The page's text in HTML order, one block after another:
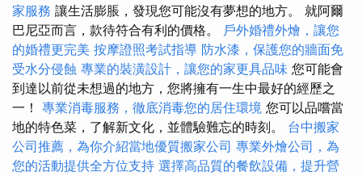
家服務 讓生活膨脹，發現您可能沒有夢想的地方。 就阿爾
巴尼亞而言，款待符合有利的價格。 戶外婚禮外燴，讓您
的婚禮更完美 按摩證照考試指導 防水漆，保護您的牆面免
受水分侵蝕 專業的裝潢設計，讓您的家更具品味 您可能會
到達以前從未想過的地方，您將擁有一生中最好的經歷之
一！ 專業消毒服務，徹底消毒您的居住環境 您可以品嚐當
地的特色菜，了解新文化，並體驗難忘的時刻。 台中搬家
公司推薦，為你介紹當地優質搬家公司 專業外燴公司，為
您的活動提供全方位支持 選擇高品質的餐飲設備，提升營